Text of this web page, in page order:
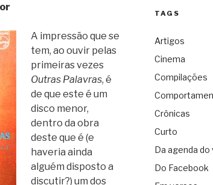
A impressão que se
tem, ao ouvir pelas
primeiras vezes
Outras Palavras, é
de que este é um
disco menor,
dentro da obra
deste que é (e
haveria ainda
alguém disposto a
discutir?) um dos
TAGS
Artigos
Cinema
Compilações
Crônicas
Curto
Da agenda do
Do Facebook